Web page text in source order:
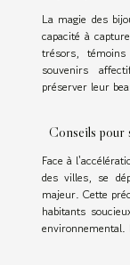
La magie des
capacité à
trésors,
souvenirs
préserver leur
Conseils pour
Face à
des villes, se
majeur. Cette
habitants
environnemental.